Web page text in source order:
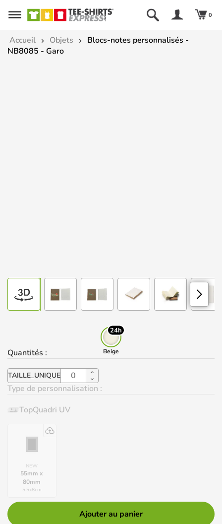
0
Accueil Objets
Blocs-notes personnalisés -
NB8085 - Garo
24h
Beige
Quantités :
TAILLE_UNIQUE
Type de personnalisation :
TopQuadri UV
NEW
55mm x
80mm
5.5x8cm
Ajouter au panier